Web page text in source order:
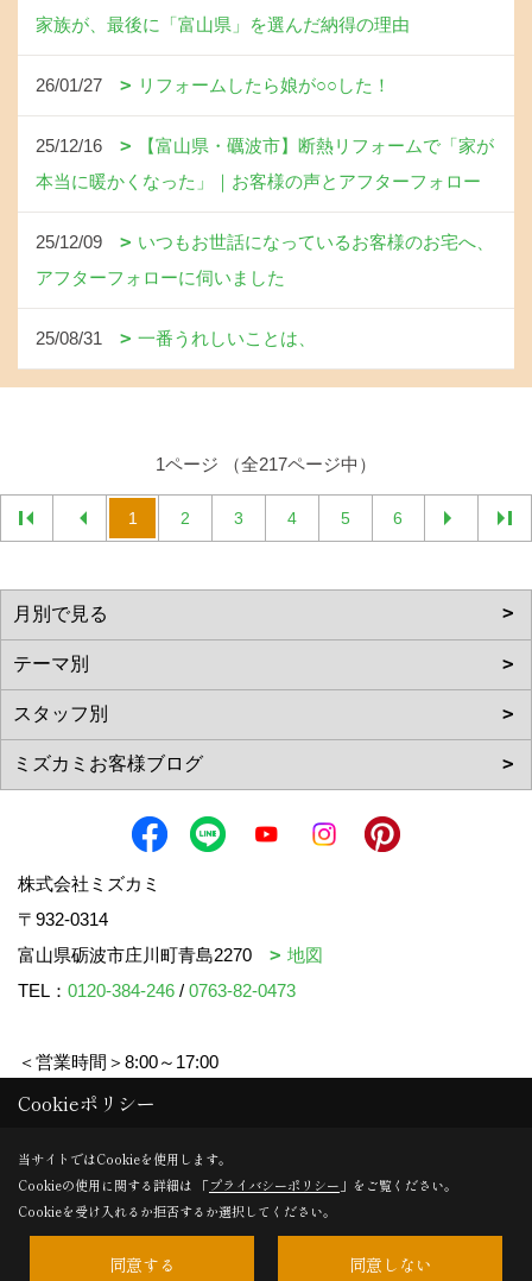
家族が、最後に「富山県」を選んだ納得の理由
26/01/27 リフォームしたら娘が○○した！
25/12/16
【富山県・礪波市】断熱リフォームで「家が
本当に暖かくなった」｜お客様の声とアフターフォロー
25/12/09
いつもお世話になっているお客様のお宅へ、
アフターフォローに伺いました
25/08/31 一番うれしいことは、
1ページ （全217ページ中）
1 2 3 4 5 6
株式会社ミズカミ
〒932-0314
富山県砺波市庄川町青島2270
地図
TEL： 0120-384-246 / 0763-82-0473
＜営業時間＞8:00～17:00
＜定休日＞水曜日・祝日
Copyright (c) mizukami. All Rights Reserved.
Cookieポリシー
当サイトではCookieを使用します。
Cookieの使用に関する詳細は 「プライバシーポリシー 」をご覧ください。
Cookieを受け入れるか拒否するか選択してください。
同意する 同意しない